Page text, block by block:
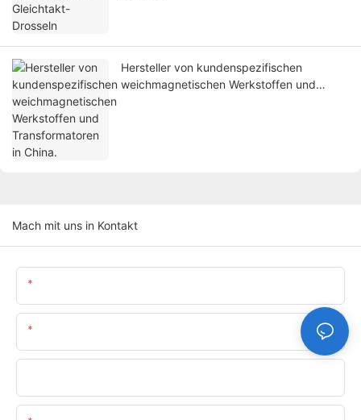
Hersteller von kundenspezifischen
weichmagnetischen Werkstoffen und
Mach mit uns in Kontakt